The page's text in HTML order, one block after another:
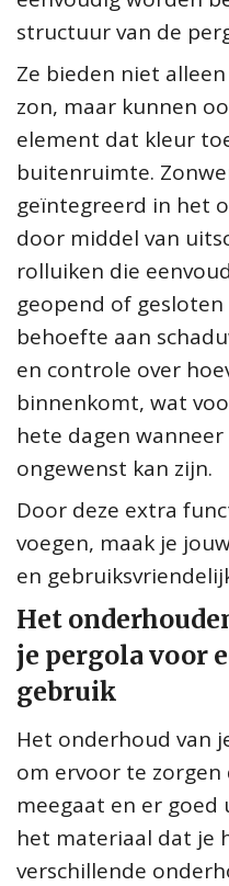
structuur van de
Ze bieden niet
zon, maar kunnen
element dat kleur
buitenruimte.
geïntegreerd in het
door middel van
rolluiken die
geopend of
behoefte aan
en controle over
binnenkomt, wat
hete dagen
ongewenst kan zijn.
Door deze extra
voegen, maak je
en
Het
je pergola voor
gebruik
Het onderhoud van
om ervoor te
meegaat en er goed
het materiaal dat je
verschillende